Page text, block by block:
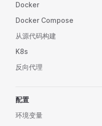
Docker
Docker Compose
从源代码构建
K8s
反向代理
配置
环境变量